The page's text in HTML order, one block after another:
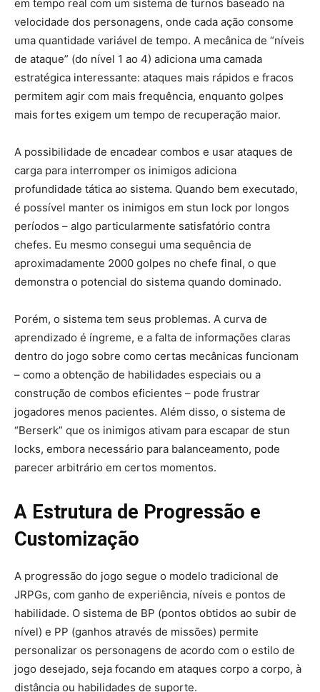
em tempo real com um sistema de turnos baseado na
velocidade dos personagens, onde cada ação consome
uma quantidade variável de tempo. A mecânica de “níveis
de ataque” (do nível 1 ao 4) adiciona uma camada
estratégica interessante: ataques mais rápidos e fracos
permitem agir com mais frequência, enquanto golpes
mais fortes exigem um tempo de recuperação maior.
A possibilidade de encadear combos e usar ataques de
carga para interromper os inimigos adiciona
profundidade tática ao sistema. Quando bem executado,
é possível manter os inimigos em stun lock por longos
períodos – algo particularmente satisfatório contra
chefes. Eu mesmo consegui uma sequência de
aproximadamente 2000 golpes no chefe final, o que
demonstra o potencial do sistema quando dominado.
Porém, o sistema tem seus problemas. A curva de
aprendizado é íngreme, e a falta de informações claras
dentro do jogo sobre como certas mecânicas funcionam
– como a obtenção de habilidades especiais ou a
construção de combos eficientes – pode frustrar
jogadores menos pacientes. Além disso, o sistema de
“Berserk” que os inimigos ativam para escapar de stun
locks, embora necessário para balanceamento, pode
parecer arbitrário em certos momentos.
A Estrutura de Progressão e
Customização
A progressão do jogo segue o modelo tradicional de
JRPGs, com ganho de experiência, níveis e pontos de
habilidade. O sistema de BP (pontos obtidos ao subir de
nível) e PP (ganhos através de missões) permite
personalizar os personagens de acordo com o estilo de
jogo desejado, seja focando em ataques corpo a corpo, à
distância ou habilidades de suporte.